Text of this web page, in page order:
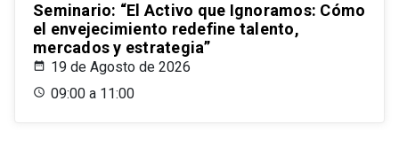
Seminario: “El Activo que Ignoramos: Cómo
el envejecimiento redefine talento,
mercados y estrategia”
19 de Agosto de 2026
09:00 a 11:00